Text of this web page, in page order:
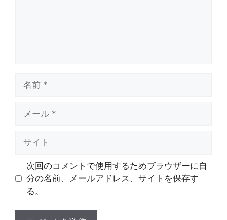
次回のコメントで使用するためブラウザーに自
分の名前、メールアドレス、サイトを保存す
る。